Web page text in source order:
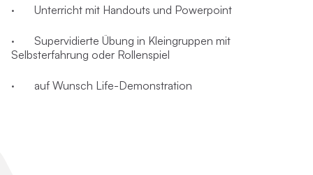
· Unterricht mit Handouts und Powerpoint
· Supervidierte Übung in Kleingruppen mit
Selbsterfahrung oder Rollenspiel
· auf Wunsch Life-Demonstration